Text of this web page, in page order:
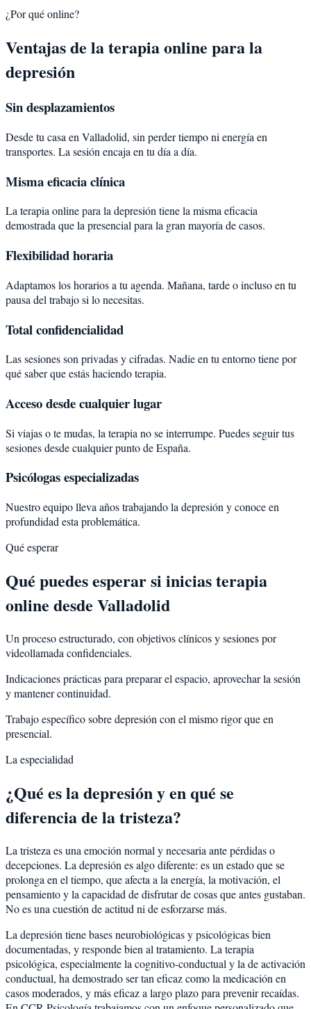
¿Por qué online?
Ventajas de la terapia online para la
depresión
Sin desplazamientos
Desde tu casa en Valladolid, sin perder tiempo ni energía en
transportes. La sesión encaja en tu día a día.
Misma eficacia clínica
La terapia online para la depresión tiene la misma eficacia
demostrada que la presencial para la gran mayoría de casos.
Flexibilidad horaria
Adaptamos los horarios a tu agenda. Mañana, tarde o incluso en tu
pausa del trabajo si lo necesitas.
Total confidencialidad
Las sesiones son privadas y cifradas. Nadie en tu entorno tiene por
qué saber que estás haciendo terapia.
Acceso desde cualquier lugar
Si viajas o te mudas, la terapia no se interrumpe. Puedes seguir tus
sesiones desde cualquier punto de España.
Psicólogas especializadas
Nuestro equipo lleva años trabajando la depresión y conoce en
profundidad esta problemática.
Qué esperar
Qué puedes esperar si inicias terapia
online desde Valladolid
Un proceso estructurado, con objetivos clínicos y sesiones por
videollamada confidenciales.
Indicaciones prácticas para preparar el espacio, aprovechar la sesión
y mantener continuidad.
Trabajo específico sobre depresión con el mismo rigor que en
presencial.
La especialidad
¿Qué es la depresión y en qué se
diferencia de la tristeza?
La tristeza es una emoción normal y necesaria ante pérdidas o
decepciones. La depresión es algo diferente: es un estado que se
prolonga en el tiempo, que afecta a la energía, la motivación, el
pensamiento y la capacidad de disfrutar de cosas que antes gustaban.
No es una cuestión de actitud ni de esforzarse más.
La depresión tiene bases neurobiológicas y psicológicas bien
documentadas, y responde bien al tratamiento. La terapia
psicológica, especialmente la cognitivo-conductual y la de activación
conductual, ha demostrado ser tan eficaz como la medicación en
casos moderados, y más eficaz a largo plazo para prevenir recaídas.